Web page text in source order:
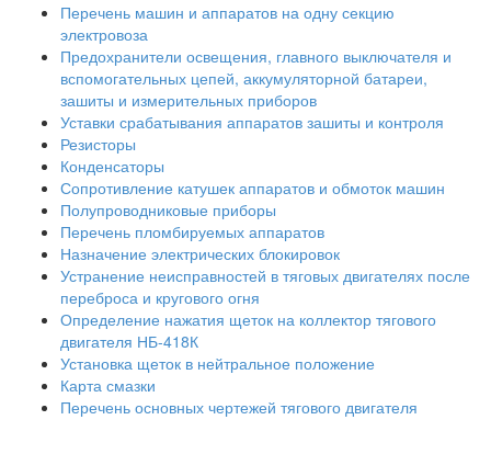
Перечень машин и аппаратов на одну секцию
электровоза
Предохранители освещения, главного выключателя и
вспомогательных цепей, аккумуляторной батареи,
зашиты и измерительных приборов
Уставки срабатывания аппаратов зашиты и контроля
Резисторы
Конденсаторы
Сопротивление катушек аппаратов и обмоток машин
Полупроводниковые приборы
Перечень пломбируемых аппаратов
Назначение электрических блокировок
Устранение неисправностей в тяговых двигателях после
переброса и кругового огня
Определение нажатия щеток на коллектор тягового
двигателя НБ-418К
Установка щеток в нейтральное положение
Карта смазки
Перечень основных чертежей тягового двигателя